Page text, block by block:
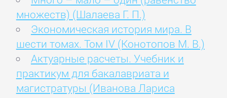
множеств) (Шалаева Г. П.)
Экономическая история мира. В
шести томах. Том IV (Конотопов М. В.)
Актуарные расчеты. Учебник и
практикум для бакалавриата и
магистратуры (Иванова Лариса